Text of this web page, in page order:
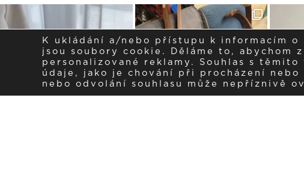
K ukládání a/nebo přístupu k informacím
jsou soubory cookie. Děláme to,
personalizované reklamy. Souhlas s
údaje, jako je chování při procházení nebo
nebo odvolání souhlasu může nepříznivě